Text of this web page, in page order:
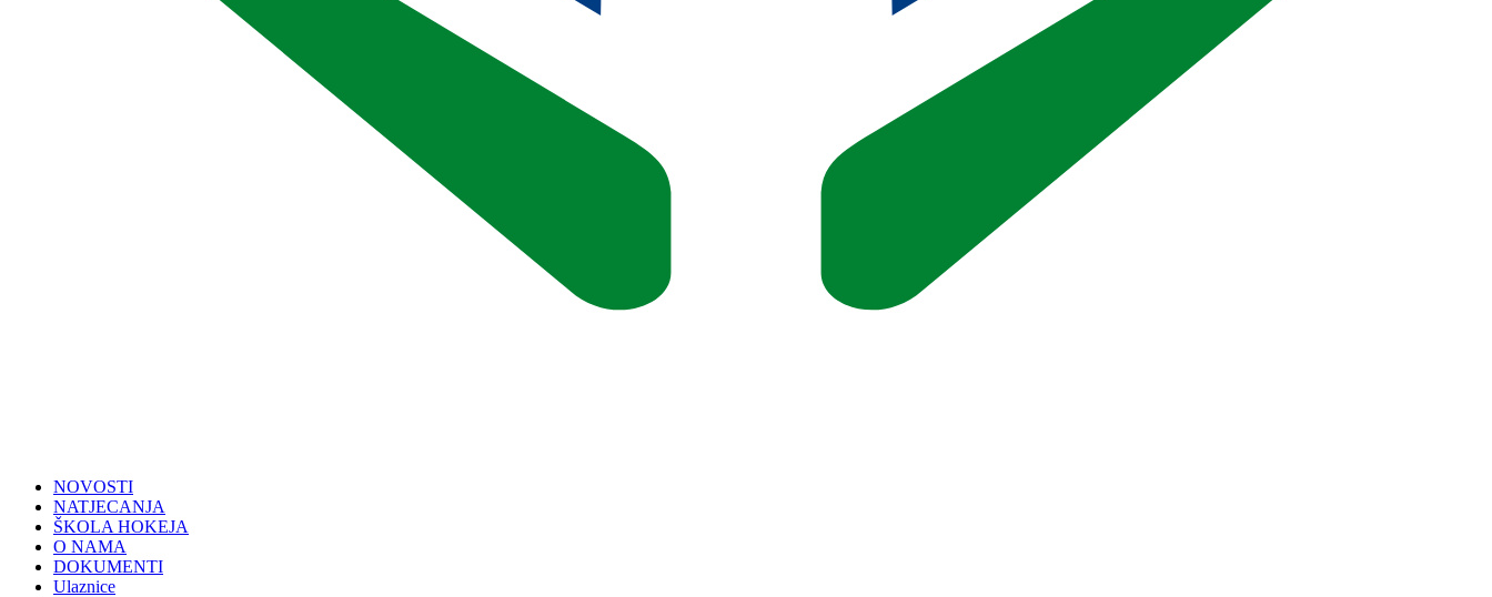
NOVOSTI
NATJECANJA
ŠKOLA HOKEJA
O NAMA
DOKUMENTI
Ulaznice